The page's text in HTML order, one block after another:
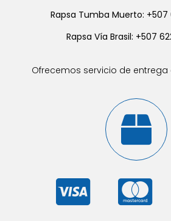
Rapsa Tumba Muerto: +507
Rapsa Vía Brasil: +507
Ofrecemos servicio de entrega